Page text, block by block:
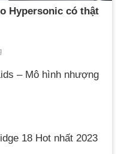
Hypersonic có thật
– Mô hình nhượng
18 Hot nhất 2023